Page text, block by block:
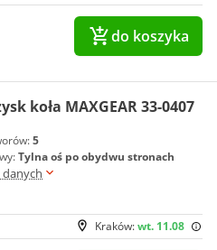
do koszyka
koła MAXGEAR 33-0407
5
Tylna oś po obydwu stronach
danych
Kraków:wt. 11.08